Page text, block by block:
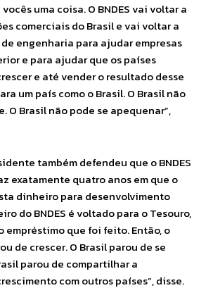
uma coisa. O BNDES vai voltar a
comerciais do Brasil e vai voltar a
engenharia para ajudar empresas
e para ajudar que os países
e até vender o resultado desse
um país como o Brasil. O Brasil não
O Brasil não pode se apequenar”,
também defendeu que o BNDES
exatamente quatro anos em que o
dinheiro para desenvolvimento
do BNDES é voltado para o Tesouro,
empréstimo que foi feito. Então, o
de crescer. O Brasil parou de se
parou de compartilhar a
com outros países”, disse.